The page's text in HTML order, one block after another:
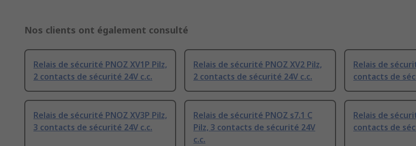
Nos clients ont également consulté
Relais de sécurité PNOZ XV1P Pilz,
2 contacts de sécurité 24V c.c.
Relais de sécurité PNOZ XV2 Pilz,
2 contacts de sécurité 24V c.c.
Relais de
contacts de
Relais de sécurité PNOZ XV3P Pilz,
3 contacts de sécurité 24V c.c.
Relais de sécurité PNOZ s7.1 C
Pilz, 3 contacts de sécurité 24V
c.c.
Relais de
contacts de